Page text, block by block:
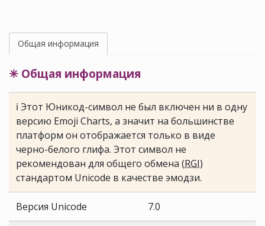
Общая информация
✳ Общая информация
ℹ Этот Юникод-символ не был включен ни в одну
версию Emoji Charts, а значит на большинстве
платформ он отображается только в виде
черно-белого глифа. Этот символ не
рекомендован для общего обмена (RGI)
стандартом Unicode в качестве эмодзи.
Версия Unicode 7.0